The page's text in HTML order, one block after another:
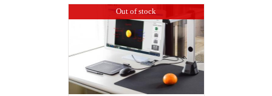
Out of stock